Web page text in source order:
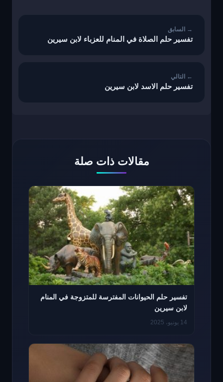
تفسير حلم الصلاة في المنام للعزباء لابن سيرين
تفسير حلم الاسد لابن سيرين
مقالات ذات صلة
تفسير حلم الحيوانات المفترسة للمتزوجة في المنام
لابن سيرين
14 يونيو، 2025